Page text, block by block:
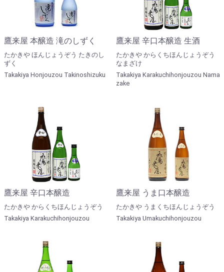
鷹来屋 本醸造 滝のしずく
たかきや ほんじょうぞう たきのし
ずく
Takakiya Honjouzou Takinoshizuku
鷹来屋 辛口本醸造 生酒
たかきや からくちほんじょうぞう
なまざけ
Takakiya Karakuchihonjouzou Nama
zake
鷹来屋 辛口本醸造
たかきや からくちほんじょうぞう
Takakiya Karakuchihonjouzou
鷹来屋 うま口本醸造
たかきや うまくちほんじょうぞう
Takakiya Umakuchihonjouzou